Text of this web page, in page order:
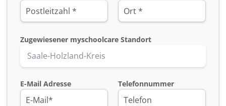
Zugewiesener myschoolcare Standort
E-Mail Adresse Telefonnummer